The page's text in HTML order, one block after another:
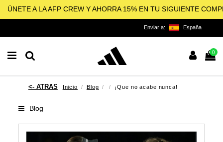
ÚNETE A LA AFP CREW Y AHORRA 15% EN TU SIGUIENTE
Enviar a: España
0
Inicio Blog ¡Que no acabe nunca!
Blog